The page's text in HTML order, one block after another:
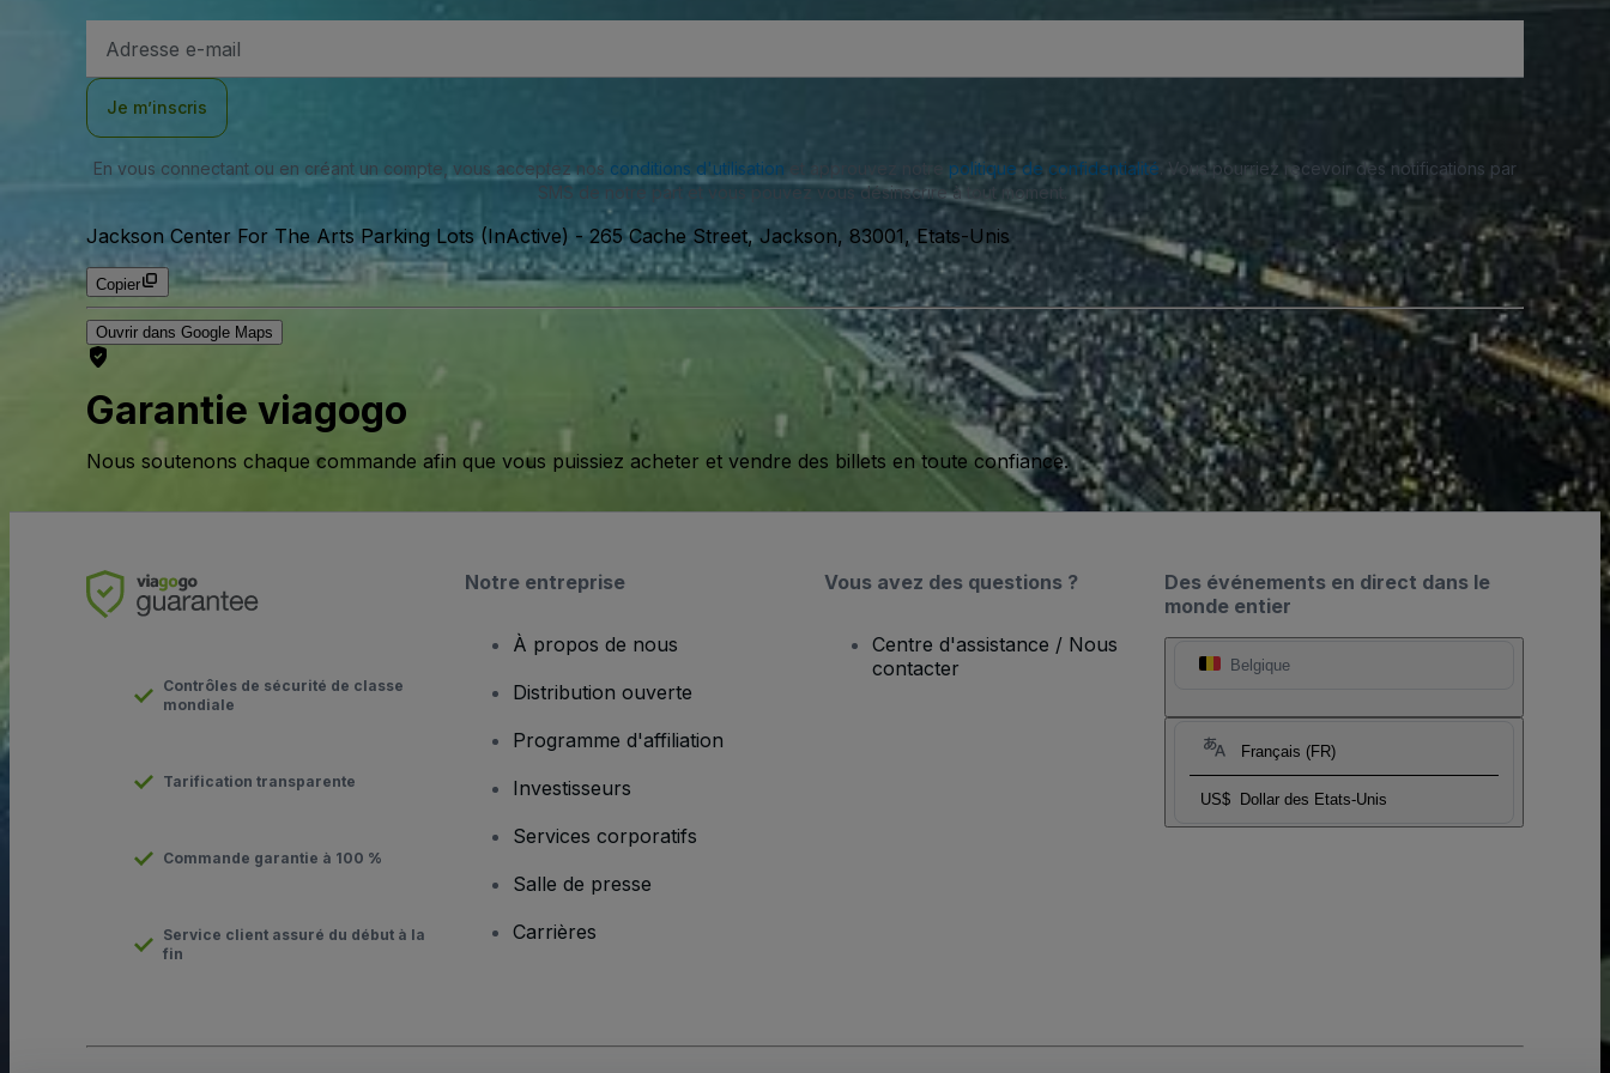
e-
Je m’inscris
En vous connectant ou en créant un compte, vous acceptez nos conditions d'utilisation et approuvez notre politique de confidentialité . Vous pourriez recevoir des notifications par
SMS de notre part et vous pouvez vous désinscrire à tout moment.
Jackson Center For The Arts Parking Lots (InActive) - 265 Cache Street, Jackson, 83001, Etats-Unis
Copier
Ouvrir dans Google Maps
Garantie viagogo
Nous soutenons chaque commande afin que vous puissiez acheter et vendre des billets en toute confiance.
Des événements en direct dans le
monde entier
Belgique
Français (FR)
US$ Dollar des Etats-Unis
Contrôles de sécurité de classe
mondiale
Tarification transparente
Commande garantie à 100 %
Service client assuré du début à la
fin
Notre entreprise
À propos de nous
Distribution ouverte
Programme d'affiliation
Investisseurs
Services corporatifs
Salle de presse
Carrières
Vous avez des questions ?
Centre d'assistance / Nous
contacter